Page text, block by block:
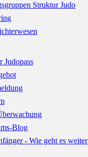
Struktur Judo
Judopass
Blog
- Wie geht es weiter